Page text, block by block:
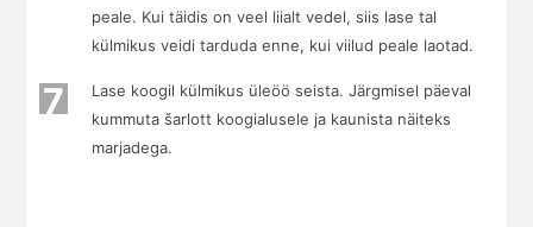
peale. Kui täidis on veel liialt vedel, siis lase tal
külmikus veidi tarduda enne, kui viilud peale laotad.
7
Lase koogil külmikus üleöö seista. Järgmisel päeval
kummuta šarlott koogialusele ja kaunista näiteks
marjadega.